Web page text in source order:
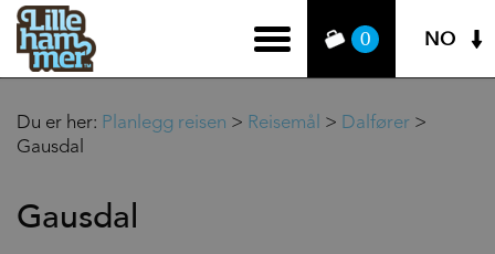
0 NO
Du er her: Planlegg reisen > Reisemål > Dalfører >
Gausdal
Gausdal